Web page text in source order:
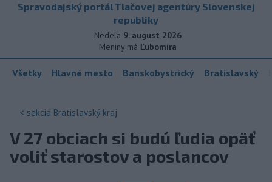
Spravodajský portál Tlačovej agentúry Slovenskej
republiky
Nedela 9. august 2026
Meniny má Ľubomíra
Všetky Hlavné mesto Banskobystrický Bratislavský
< sekcia Bratislavský kraj
V 27 obciach si budú ľudia opäť
voliť starostov a poslancov